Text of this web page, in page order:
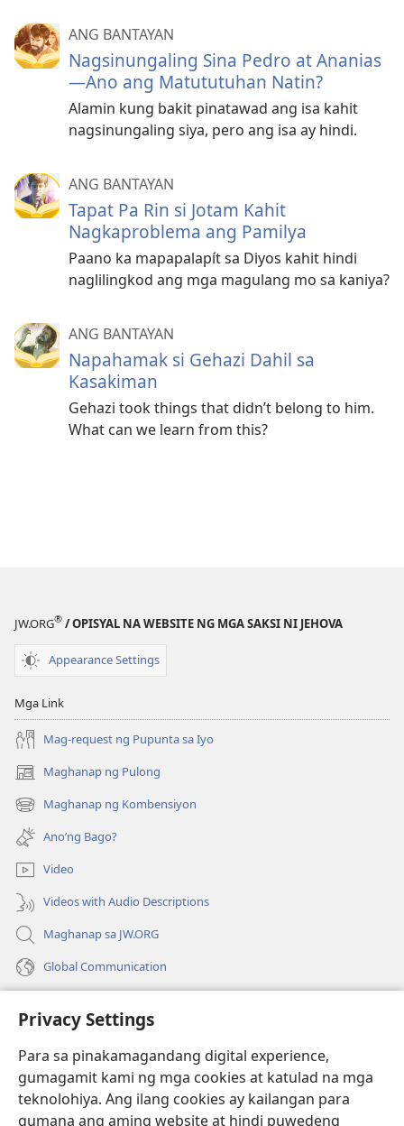
Privacy Settings
Para sa pinakamagandang digital experience,
gumagamit kami ng mga cookies at katulad na mga
teknolohiya. Ang ilang cookies ay kailangan para
gumana ang aming website at hindi puwedeng
ANG BANTAYAN
Nagsinungaling Sina Pedro at Ananias
—Ano ang Matututuhan Natin?
Alamin kung bakit pinatawad ang isa kahit
nagsinungaling siya, pero ang isa ay hindi.
ANG BANTAYAN
Tapat Pa Rin si Jotam Kahit
Nagkaproblema ang Pamilya
Paano ka mapapalapít sa Diyos kahit hindi
naglilingkod ang mga magulang mo sa kaniya?
ANG BANTAYAN
Napahamak si Gehazi Dahil sa
Kasakiman
Gehazi took things that didn’t belong to him.
What can we learn from this?
JW.ORG® / OPISYAL NA WEBSITE NG MGA SAKSI NI JEHOVA
Appearance Settings
Mga Link
Mag-request ng Pupunta sa Iyo
Maghanap ng Pulong
(may
bubukas
na
bagong
window)
Maghanap ng Kombensiyon
(may
bubukas
na
bagong
window)
Ano’ng Bago?
Video
Videos with Audio Descriptions
Maghanap sa JW.ORG
Global Communication
(may
na
bagong
window)
Watchtower ONLINE LIBRARY™
(may
bubukas